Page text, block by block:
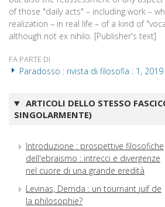
of those "daily acts" – including work –
realization – in real life – of a kind of
although not ex nihilo. [Publisher's text]
FA PARTE DI
Paradosso : rivista di filosofia : 1, 2019
ARTICOLI DELLO STESSO
SINGOLARMENTE)
Introduzione : prospettive filosofiche
dell'ebraismo : intrecci e divergenze
nel cuore di una grande eredità
Levinas, Derrida : un tournant juif de
la philosophie?